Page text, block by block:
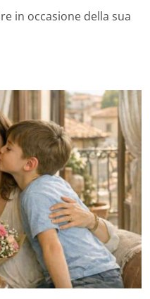
in occasione della sua